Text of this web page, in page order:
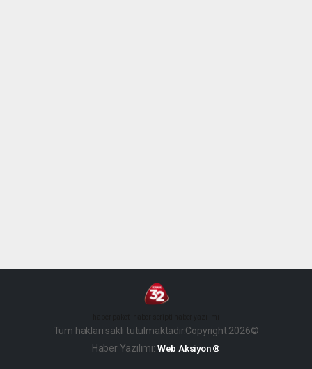
Tüm hakları saklı tutulmaktadır.Copyright 2026©
Haber Yazılımı: Web Aksiyon ®